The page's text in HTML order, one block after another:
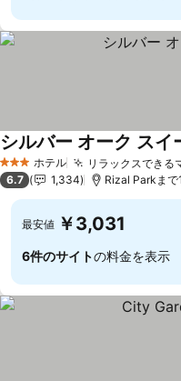
3 ホテルのランク
ホテル リラックスできる
シルバー オーク スイ
6.7 1,334 Rizal Parkまで
最安値 ￥3,031
6件のサイトの料金を表示